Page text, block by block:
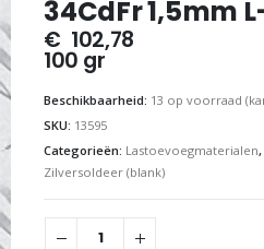
34CdFr 1,5mm
€ 102,78
100 gr
Beschikbaarheid: 13 op voorraad
SKU: 13595
Categorieën: Lastoevoegmaterialen,
Zilversoldeer (blank)